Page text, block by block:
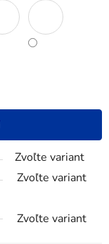
Zvoľte variant
Zvoľte variant
Zvoľte variant